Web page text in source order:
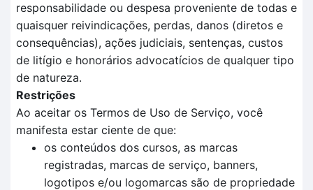
responsabilidade ou despesa proveniente de todas e
quaisquer reivindicações, perdas, danos (diretos e
consequências), ações judiciais, sentenças, custos
de litígio e honorários advocatícios de qualquer tipo
de natureza.
Restrições
Ao aceitar os Termos de Uso de Serviço, você
manifesta estar ciente de que:
os conteúdos dos cursos, as marcas
registradas, marcas de serviço, banners,
logotipos e/ou logomarcas são de propriedade